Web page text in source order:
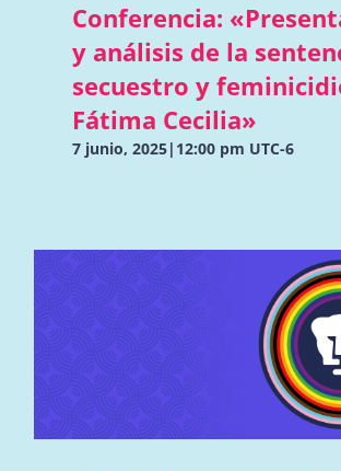
Conferencia:
y análisis de la
secuestro y
Fátima Cecilia»
7 junio, 2025|12:00 pm UTC-6